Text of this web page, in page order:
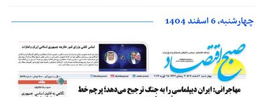
چهارشنبه، 6 اسفند 1404